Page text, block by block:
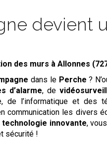
devient
des murs à Allonnes
dans le Perche?
d’alarme, de
de l’informatique et des
communication les divers
technologie innovante,
sécurité !